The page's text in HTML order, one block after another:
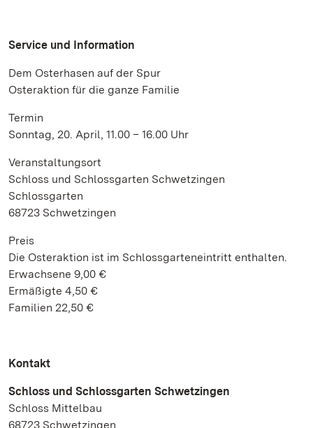
Service und Information
Dem Osterhasen auf der Spur
Osteraktion für die ganze Familie
Termin
Sonntag, 20. April, 11.00 – 16.00 Uhr
Veranstaltungsort
Schloss und Schlossgarten Schwetzingen
Schlossgarten
68723 Schwetzingen
Preis
Die Osteraktion ist im Schlossgarteneintritt enthalten.
Erwachsene 9,00 €
Ermäßigte 4,50 €
Familien 22,50 €
Kontakt
Schloss und Schlossgarten Schwetzingen
Schloss Mittelbau
68723 Schwetzingen